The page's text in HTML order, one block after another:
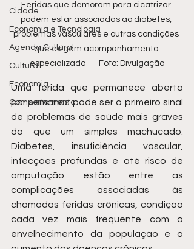
Cidade
Economia e Tecnologia
Agenda Cultural
Cultura
Economia
Comportamento
Feridas que demoram para cicatrizar
podem estar associadas ao diabetes,
problemas vasculares e outras condições
que exigem acompanhamento
especializado — Foto: Divulgação
Uma ferida que permanece aberta
por semanas pode ser o primeiro sinal
de problemas de saúde mais graves
do que um simples machucado.
Diabetes, insuficiência vascular,
infecções profundas e até risco de
amputação estão entre as
complicações associadas às
chamadas feridas crônicas, condição
cada vez mais frequente com o
envelhecimento da população e o